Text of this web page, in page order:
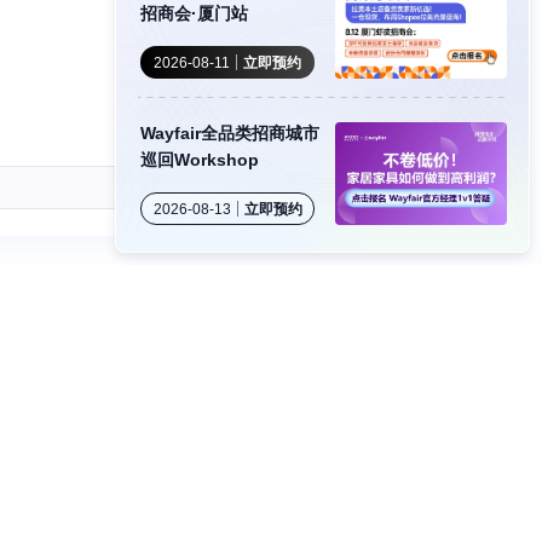
招商会·厦门站
2026-08-11 立即预约
Wayfair全品类招商城市
巡回Workshop
2026-08-13 立即预约
carbon:send-
alt